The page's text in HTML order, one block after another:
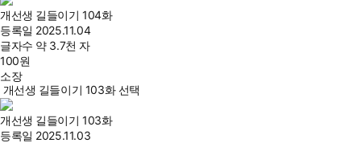
개선생 길들이기 104화
등록일 2025.11.04
글자수 약 3.7천 자
100원
소장
개선생 길들이기 103화 선택
개선생 길들이기 103화
등록일 2025.11.03